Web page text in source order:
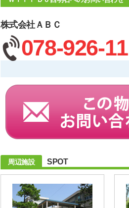
株式会社ＡＢＣ
078-926-
周辺施設 SPOT